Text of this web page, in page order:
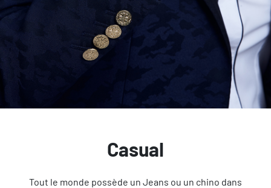
Casual
Tout le monde possède un Jeans ou un chino dans